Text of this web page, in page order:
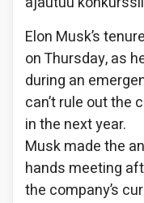
Elon Musk’s
on Thursday, as
during an
can’t rule out the
in the next year.
Musk made the
hands meeting
the company’s